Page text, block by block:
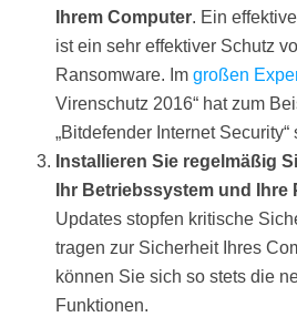
Ihrem Computer. Ein
ist ein sehr effektiver Schutz
Ransomware. Im großen
Virenschutz 2016“ hat zum
„Bitdefender Internet
Installieren Sie regelmäßig
Ihr Betriebssystem und Ihre
Updates stopfen kritische
tragen zur Sicherheit Ihres
können Sie sich so stets die
Funktionen.